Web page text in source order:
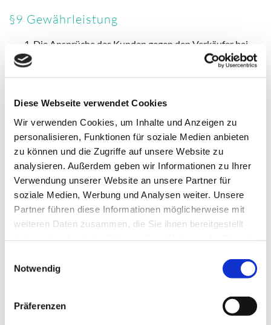
Diese Webseite verwendet Cookies
Wir verwenden Cookies, um Inhalte und Anzeigen zu
personalisieren, Funktionen für soziale Medien anbieten
zu können und die Zugriffe auf unsere Website zu
analysieren. Außerdem geben wir Informationen zu Ihrer
Verwendung unserer Website an unsere Partner für
soziale Medien, Werbung und Analysen weiter. Unsere
Partner führen diese Informationen möglicherweise mit
weiteren Daten zusammen, die Sie ihnen bereitgestellt
Notwendig
Präferenzen
§9 Gewährleistung
Die Ansprüche des Kunden gegen den Verkäufer bei
Mängeln richten sich nach den gesetzlichen
Abweichungen ergeben. Die Abtretung der Ansprüche
des Kunden ist ausgeschlossen. Die gesetzliche
Verjährungsfrist beträgt derzeit ab Erhalt der Ware
zwei Jahre für Neuwaren und ein Jahr für gebrauchte
Waren.
Ist der Kunde Unternehmer und erfolgt die bestellte
Leistung für seinen Gewerbebetrieb, so verjähren seine
Ansprüche bei Mängeln mit Ablauf von einem Jahr für
Neuwaren und von sechs Monaten für gebrauchte
Waren ab Erhalt der Ware.
erfolgt, ist der Kunde dazu verpflichtet, die zuerst
Verkäufer auf Kosten des Verkäufers zurückzusenden.
Die Rücksendung der mangelhaften Ware hat nach den